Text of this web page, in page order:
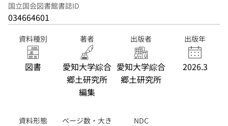
国立国会図書館書誌ID
034664601
資料種別
図書
著者
愛知大学綜合
郷土研究所
編集
出版者
愛知大学綜合
郷土研究所
出版年
2026.3
資料形態
ページ数・大き
NDC